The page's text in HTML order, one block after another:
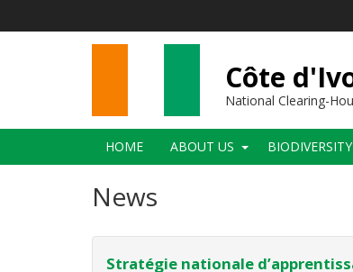
Côte
National Clearing-
Main
navigation
HOME ABOUT US BIODIVERSITY
News
Stratégie nationale